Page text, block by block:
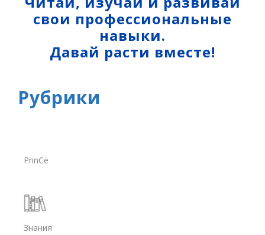
Оптика
Тахеометры
Нивелиры
Лазерное сканирование
Наземное лазерное сканирование
Воздушное лазерное сканирование
Программы
Аксессуары для лазерного сканирования
свои профессиональные
навыки.
Давай расти вместе!
Рубрики
PrinCe
Знания